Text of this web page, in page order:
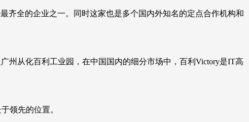
齐全的企业之一。同时这家也是多个国内外知名的定点合作机构和
州从化百利工业园，在中国国内的细分市场中，百利Victory是IT高
领先的位置。